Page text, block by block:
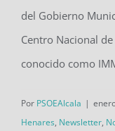
del Gobierno
Centro Nacional
conocido como
Por PSOEAlcala |
Henares, Newsletter,